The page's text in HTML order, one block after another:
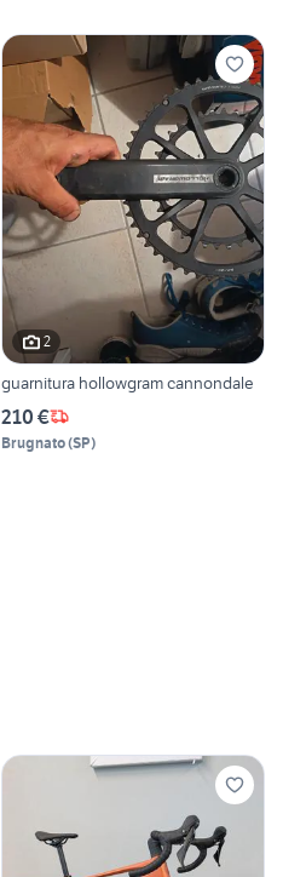
2
guarnitura hollowgram cannondale
210 €
Brugnato(SP)